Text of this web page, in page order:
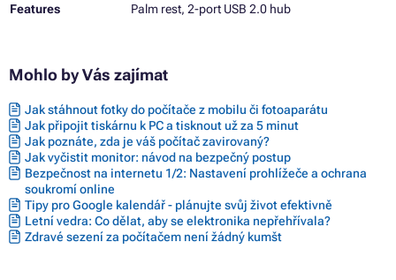
Features
Palm rest, 2-port USB 2.0 hub
Mohlo by Vás zajímat
Jak stáhnout fotky do počítače z mobilu či fotoaparátu
Jak připojit tiskárnu k PC a tisknout už za 5 minut
Jak poznáte, zda je váš počítač zavirovaný?
Jak vyčistit monitor: návod na bezpečný postup
Bezpečnost na internetu 1/2: Nastavení prohlížeče a ochrana
soukromí online
Tipy pro Google kalendář - plánujte svůj život efektivně
Letní vedra: Co dělat, aby se elektronika nepřehřívala?
Zdravé sezení za počítačem není žádný kumšt